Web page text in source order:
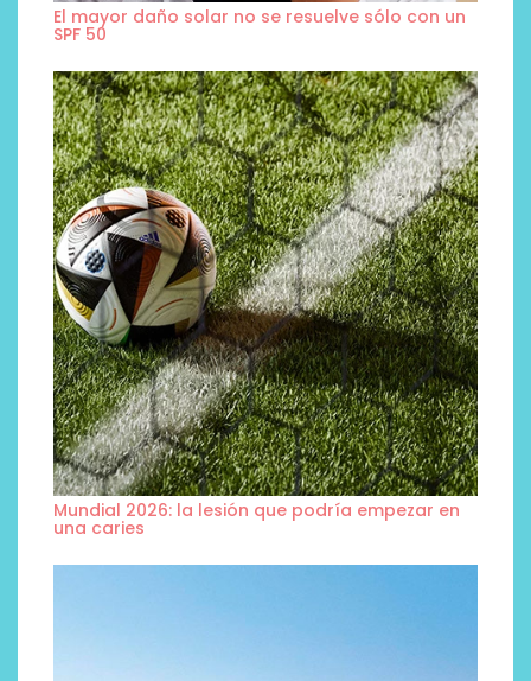
El mayor daño solar no se resuelve sólo con un
SPF 50
Mundial 2026: la lesión que podría empezar en
una caries